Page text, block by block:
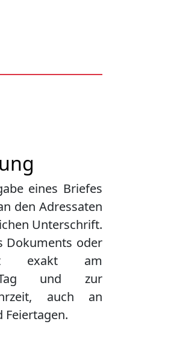
eines Briefes
den Adressaten
Unterschrift.
Dokuments oder
exakt am
Tag und zur
auch an
Feiertagen.